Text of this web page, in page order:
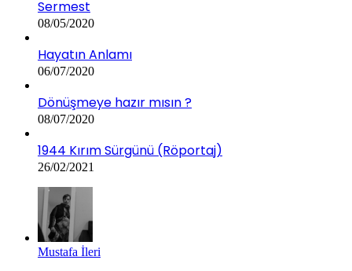
Sermest
08/05/2020
Hayatın Anlamı
06/07/2020
Dönüşmeye hazır mısın ?
08/07/2020
1944 Kırım Sürgünü (Röportaj)
26/02/2021
Mustafa İleri